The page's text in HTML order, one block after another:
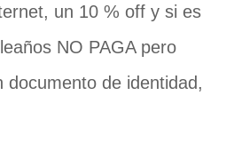
un 10 % off y si es
NO PAGA pero
documento de identidad,